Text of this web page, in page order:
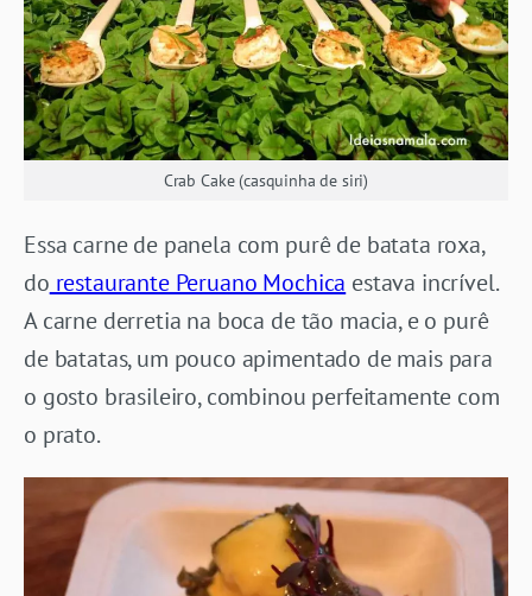
Crab Cake (casquinha de siri)
Essa carne de panela com purê de batata roxa,
do restaurante Peruano Mochica estava incrível.
A carne derretia na boca de tão macia, e o purê
de batatas, um pouco apimentado de mais para
o gosto brasileiro, combinou perfeitamente com
o prato.